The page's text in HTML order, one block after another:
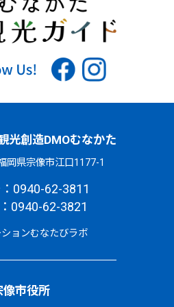
光創造DMOむなかた
県宗像市江口1177-1
0940-62-3811
0940-62-3821
ョンむなたびラボ
像市役所